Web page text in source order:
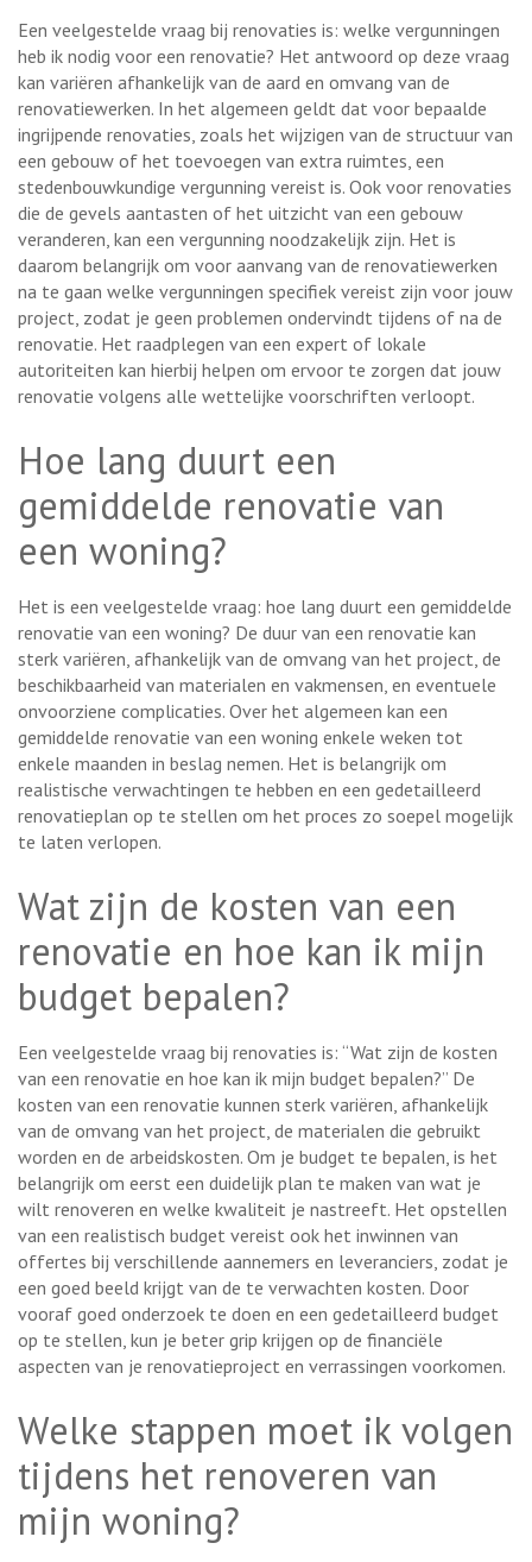
Een veelgestelde vraag bij renovaties is: welke vergunningen
heb ik nodig voor een renovatie? Het antwoord op deze vraag
kan variëren afhankelijk van de aard en omvang van de
renovatiewerken. In het algemeen geldt dat voor bepaalde
ingrijpende renovaties, zoals het wijzigen van de structuur van
een gebouw of het toevoegen van extra ruimtes, een
stedenbouwkundige vergunning vereist is. Ook voor renovaties
die de gevels aantasten of het uitzicht van een gebouw
veranderen, kan een vergunning noodzakelijk zijn. Het is
daarom belangrijk om voor aanvang van de renovatiewerken
na te gaan welke vergunningen specifiek vereist zijn voor jouw
project, zodat je geen problemen ondervindt tijdens of na de
renovatie. Het raadplegen van een expert of lokale
autoriteiten kan hierbij helpen om ervoor te zorgen dat jouw
renovatie volgens alle wettelijke voorschriften verloopt.
Hoe lang duurt een
gemiddelde renovatie van
een woning?
Het is een veelgestelde vraag: hoe lang duurt een gemiddelde
renovatie van een woning? De duur van een renovatie kan
sterk variëren, afhankelijk van de omvang van het project, de
beschikbaarheid van materialen en vakmensen, en eventuele
onvoorziene complicaties. Over het algemeen kan een
gemiddelde renovatie van een woning enkele weken tot
enkele maanden in beslag nemen. Het is belangrijk om
realistische verwachtingen te hebben en een gedetailleerd
renovatieplan op te stellen om het proces zo soepel mogelijk
te laten verlopen.
Wat zijn de kosten van een
renovatie en hoe kan ik mijn
budget bepalen?
Een veelgestelde vraag bij renovaties is: “Wat zijn de kosten
van een renovatie en hoe kan ik mijn budget bepalen?” De
kosten van een renovatie kunnen sterk variëren, afhankelijk
van de omvang van het project, de materialen die gebruikt
worden en de arbeidskosten. Om je budget te bepalen, is het
belangrijk om eerst een duidelijk plan te maken van wat je
wilt renoveren en welke kwaliteit je nastreeft. Het opstellen
van een realistisch budget vereist ook het inwinnen van
offertes bij verschillende aannemers en leveranciers, zodat je
een goed beeld krijgt van de te verwachten kosten. Door
vooraf goed onderzoek te doen en een gedetailleerd budget
op te stellen, kun je beter grip krijgen op de financiële
aspecten van je renovatieproject en verrassingen voorkomen.
Welke stappen moet ik volgen
tijdens het renoveren van
mijn woning?